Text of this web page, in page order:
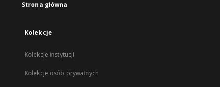
Strona główna
Kolekcje
Kolekcje instytucji
Kolekcje osób prywatnych